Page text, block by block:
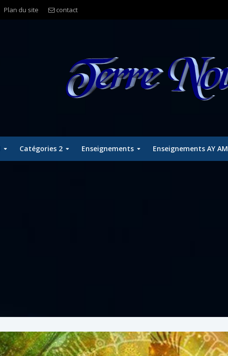
Plan du site contact
Catégories 2 Enseignements Enseignements AY AM